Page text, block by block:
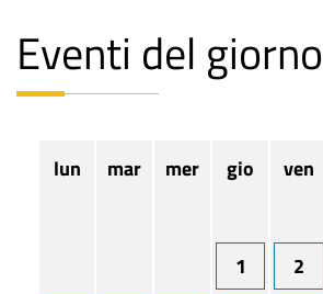
Eventi del giorno
lun mar mer gio ven
1 2